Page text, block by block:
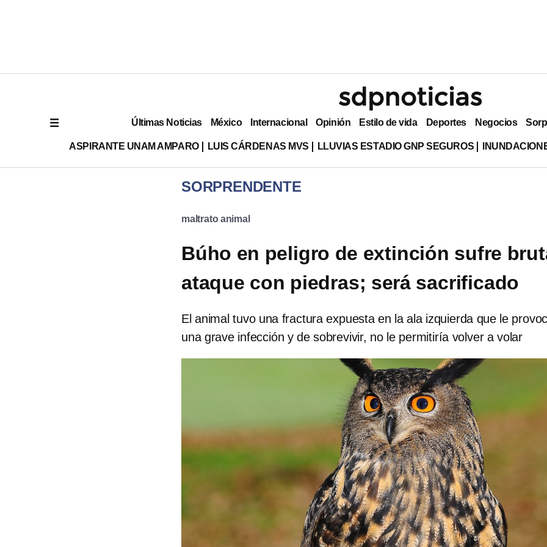
Últimas Noticias México Internacional Opinión Estilo de vida Deportes Negocios
ASPIRANTE UNAM AMPARO LUIS CÁRDENAS MVS LLUVIAS ESTADIO GNP SEGUROS
SORPRENDENTE
maltrato animal
Búho en peligro de extinción sufre
ataque con piedras; será sacrificado
El animal tuvo una fractura expuesta en la ala izquierda que le
una grave infección y de sobrevivir, no le permitiría volver a volar